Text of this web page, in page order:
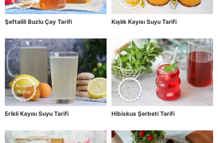
Şeftalili Buzlu Çay Tarifi Kışlık Kayısı Suyu Tarifi
Erikli Kayısı Suyu Tarifi Hibiskus Şerbeti Tarifi